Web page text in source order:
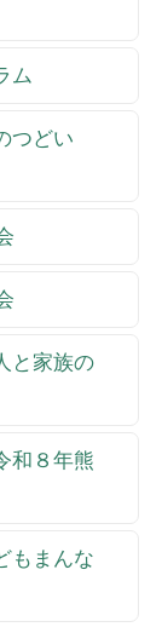
ム
つどい
と家族の
和８年熊
もまんな